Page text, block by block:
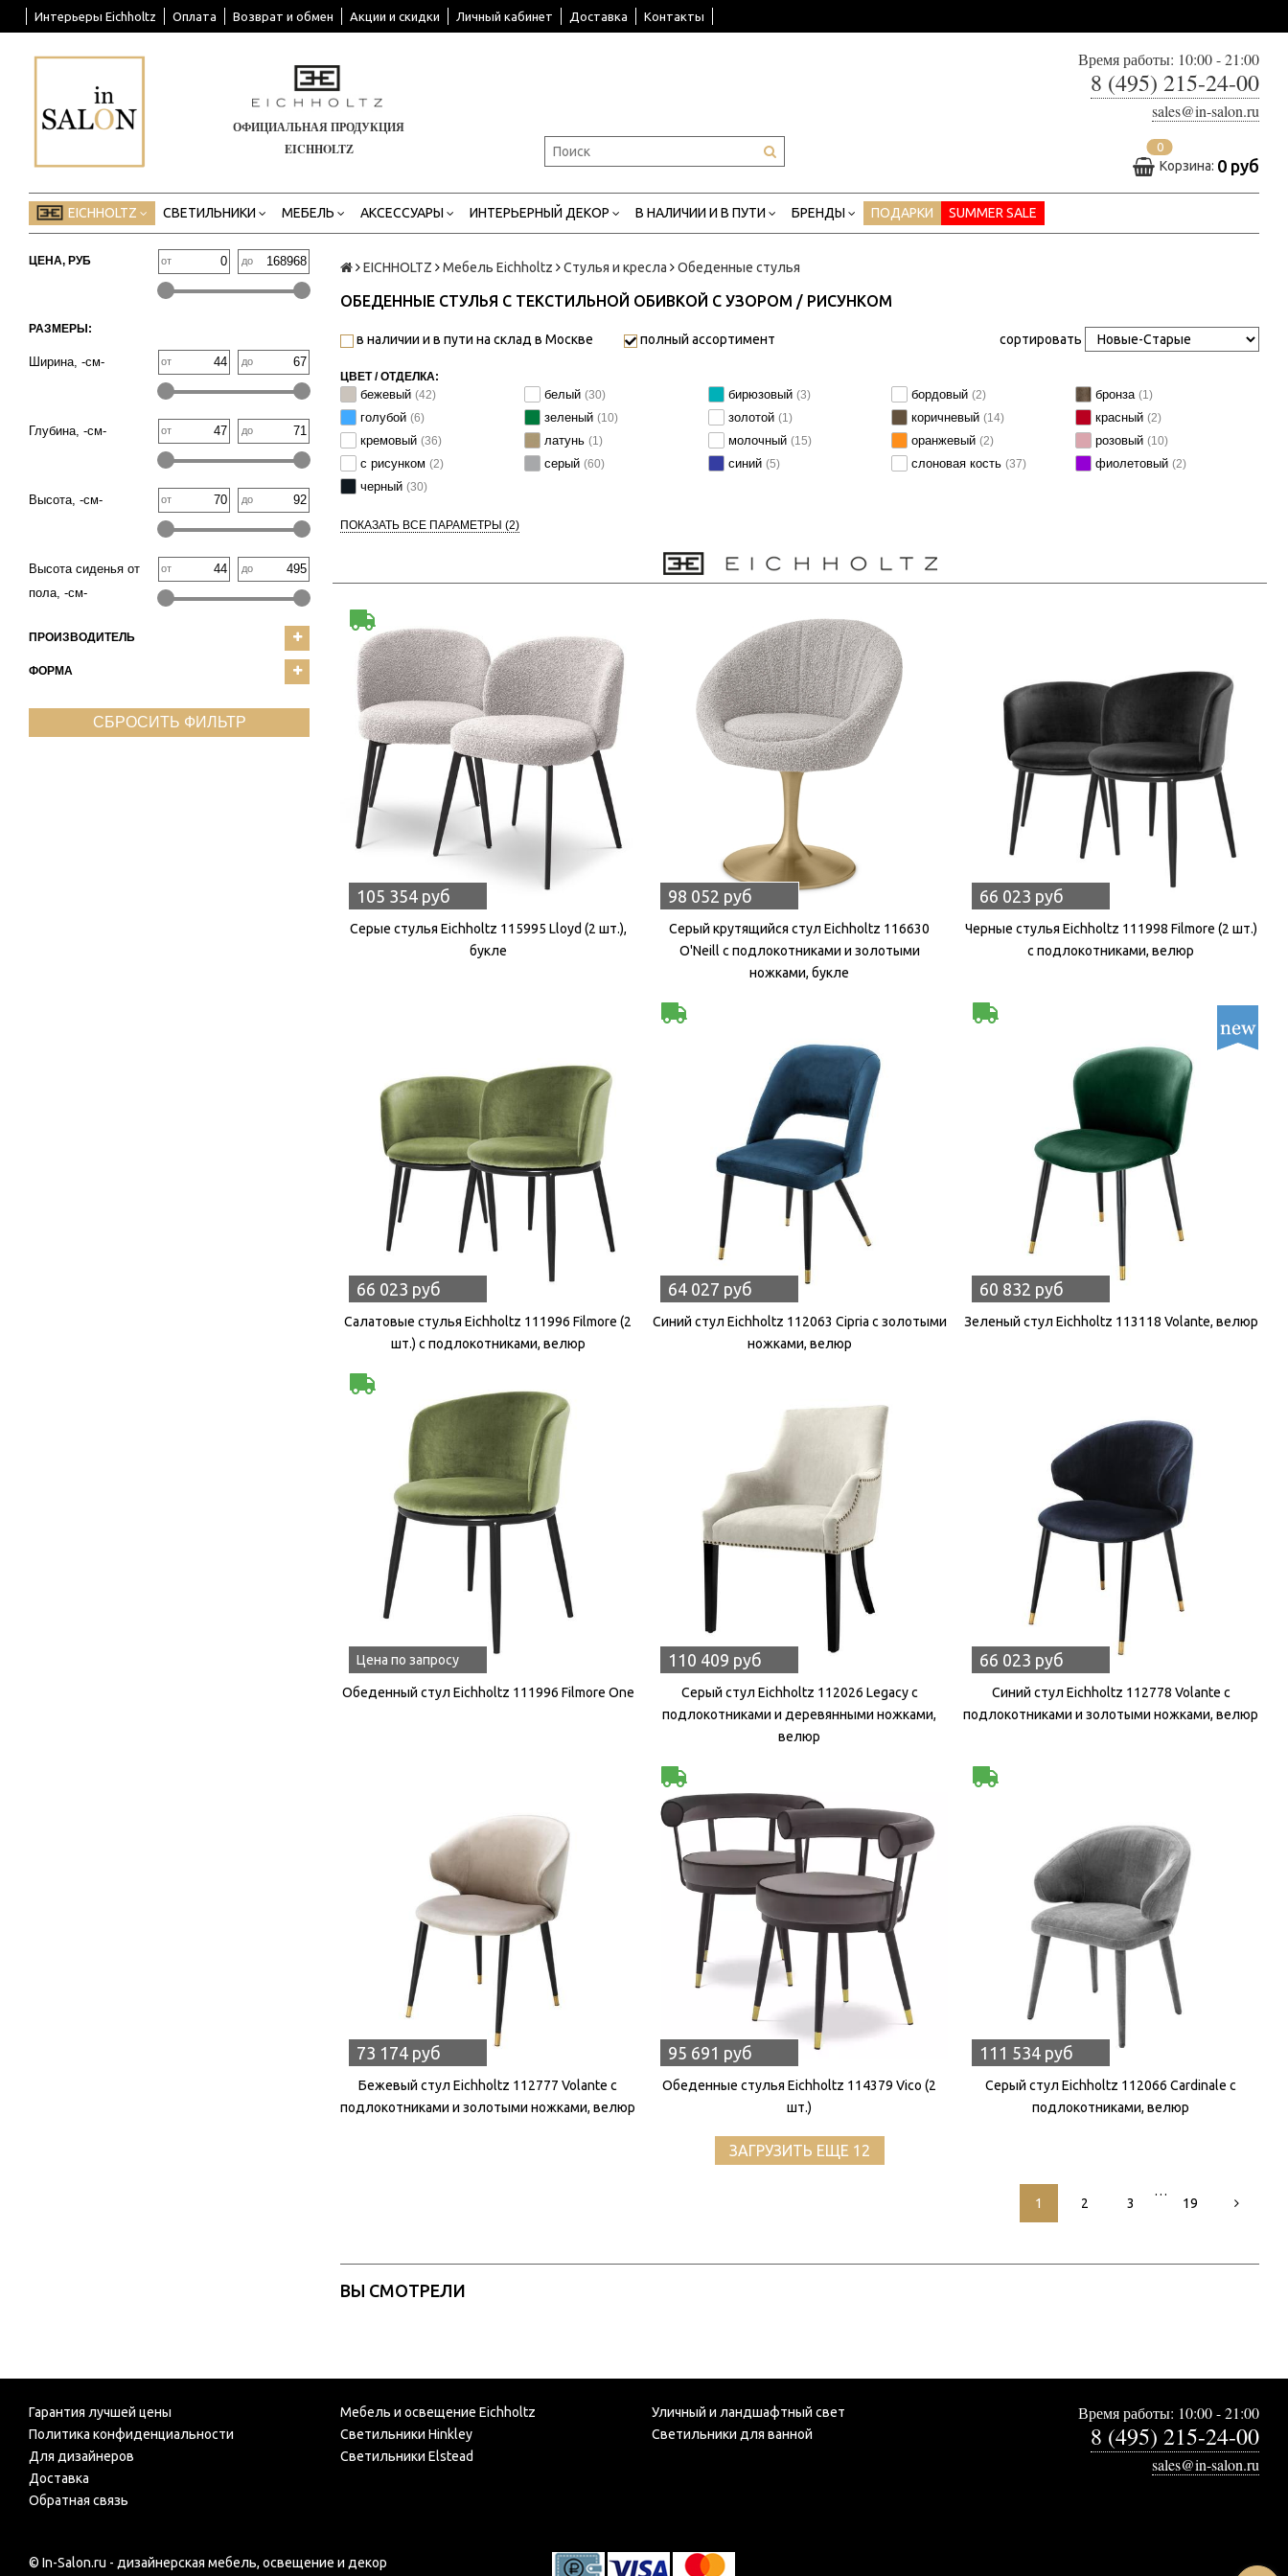
Интерьеры Eichholtz Оплата Возврат и обмен Акции и скидки Личный кабинет Доставка Контакты
ОФИЦИАЛЬНАЯ ПРОДУКЦИЯ
EICHHOLTZ
Время работы: 10:00 - 21:00
8 (495) 215-24-00
sales@in-salon.ru
0
Корзина: 0 руб
EICHHOLTZ СВЕТИЛЬНИКИ МЕБЕЛЬ АКСЕССУАРЫ ИНТЕРЬЕРНЫЙ ДЕКОР В НАЛИЧИИ И В ПУТИ БРЕНДЫ ПОДАРКИ SUMMER SALE
ЦЕНА, РУБ от до
РАЗМЕРЫ:
Ширина, -см- от до
Глубина, -см- от до
Высота, -см- от до
Высота сиденья от
пола, -см-
от до
ПРОИЗВОДИТЕЛЬ
ФОРМА
СБРОСИТЬ ФИЛЬТР
EICHHOLTZ Мебель Eichholtz Стулья и кресла Обеденные стулья
ОБЕДЕННЫЕ СТУЛЬЯ С ТЕКСТИЛЬНОЙ ОБИВКОЙ С УЗОРОМ / РИСУНКОМ
в наличии и в пути на склад в Москве полный ассортимент сортировать
ЦВЕТ / ОТДЕЛКА:
бежевый (42) белый (30) бирюзовый (3) бордовый(2) бронза(1)
голубой (6) зеленый (10) золотой (1) коричневый(14) красный(2)
кремовый (36) латунь (1) молочный (15) оранжевый(2) розовый(10)
с рисунком (2) серый (60) синий (5) слоновая кость(37) фиолетовый(2)
черный (30)
ПОКАЗАТЬ ВСЕ ПАРАМЕТРЫ (2)
105 354 руб
Серые стулья Eichholtz 115995 Lloyd (2 шт.),
букле
98 052 руб
Серый крутящийся стул Eichholtz 116630
O'Neill с подлокотниками и золотыми
ножками, букле
66 023 руб
Черные стулья Eichholtz 111998 Filmore (2 шт.)
с подлокотниками, велюр
66 023 руб
Салатовые стулья Eichholtz 111996 Filmore (2
шт.) с подлокотниками, велюр
64 027 руб
Синий стул Eichholtz 112063 Cipria с золотыми
ножками, велюр
60 832 руб
Зеленый стул Eichholtz 113118 Volante, велюр
Цена по запросу
Обеденный стул Eichholtz 111996 Filmore One
110 409 руб
Серый стул Eichholtz 112026 Legacy с
подлокотниками и деревянными ножками,
велюр
66 023 руб
Синий стул Eichholtz 112778 Volante с
подлокотниками и золотыми ножками, велюр
73 174 руб
Бежевый стул Eichholtz 112777 Volante с
подлокотниками и золотыми ножками, велюр
95 691 руб
Обеденные стулья Eichholtz 114379 Vico (2
шт.)
111 534 руб
Серый стул Eichholtz 112066 Cardinale с
подлокотниками, велюр
ЗАГРУЗИТЬ ЕЩЕ 12
1 2 3
…
19
ВЫ СМОТРЕЛИ
Гарантия лучшей цены
Политика конфиденциальности
Для дизайнеров
Доставка
Обратная связь
Мебель и освещение Eichholtz
Светильники Hinkley
Светильники Elstead
Уличный и ландшафтный свет
Светильники для ванной
Время работы: 10:00 - 21:00
8 (495) 215-24-00
sales@in-salon.ru
© In-Salon.ru - дизайнерская мебель, освещение и декор